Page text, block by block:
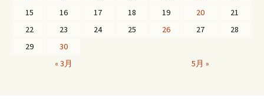
« 3月 5月 »
15
16 17 18 19 20
21
22
23 24 25 26 27
28
29
30